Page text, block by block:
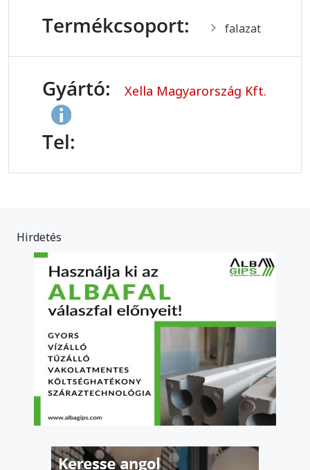
Termékcsoport: falazat
Gyártó: Xella Magyarország Kft.
Tel:
Hirdetés